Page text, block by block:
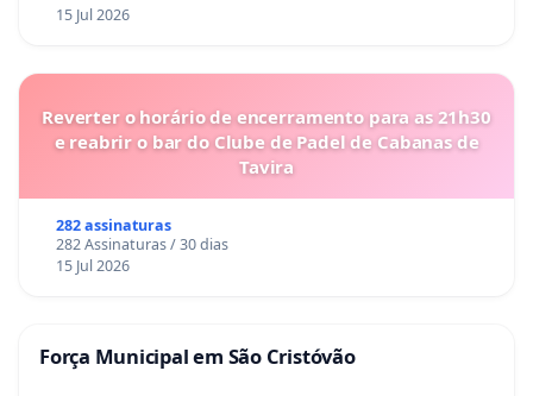
15 Jul 2026
Reverter o horário de encerramento para as 21h30
e reabrir o bar do Clube de Padel de Cabanas de
Tavira
282 assinaturas
282 Assinaturas / 30 dias
15 Jul 2026
Força Municipal em São Cristóvão